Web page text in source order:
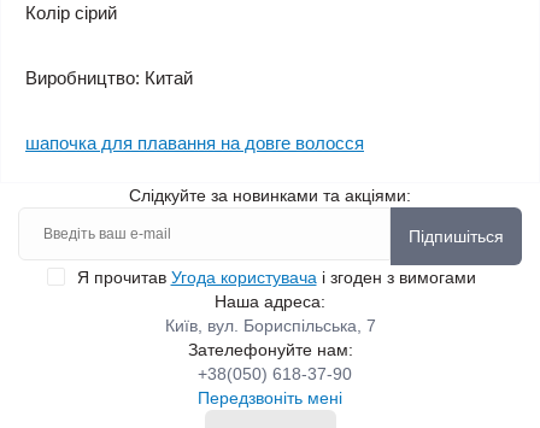
Колір сірий
Виробництво: Китай
шапочка для плавання на довге волосся
Слідкуйте за новинками та акціями:
Підпишіться
Я прочитав Угода користувача і згоден з вимогами
Наша адреса:
Київ, вул. Бориспільська, 7
Зателефонуйте нам:
+38(050) 618-37-90
Передзвоніть мені